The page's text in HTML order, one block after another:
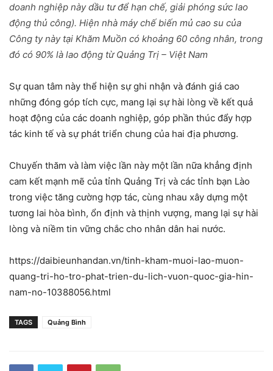
doanh nghiệp này dầu tư để hạn chế, giải phóng sức lao
động thủ công). Hiện nhà máy chế biến mủ cao su của
Công ty này tại Khăm Muồn có khoảng 60 công nhân, trong
đó có 90% là lao động từ Quảng Trị – Việt Nam
Sự quan tâm này thể hiện sự ghi nhận và đánh giá cao
những đóng góp tích cực, mang lại sự hài lòng về kết quả
hoạt động của các doanh nghiệp, góp phần thúc đẩy hợp
tác kinh tế và sự phát triển chung của hai địa phương.
Chuyến thăm và làm việc lần này một lần nữa khẳng định
cam kết mạnh mẽ của tỉnh Quảng Trị và các tỉnh bạn Lào
trong việc tăng cường hợp tác, cùng nhau xây dựng một
tương lai hòa bình, ổn định và thịnh vượng, mang lại sự hài
lòng và niềm tin vững chắc cho nhân dân hai nước.
https://daibieunhandan.vn/tinh-kham-muoi-lao-muon-
quang-tri-ho-tro-phat-trien-du-lich-vuon-quoc-gia-hin-
nam-no-10388056.html
TAGS Quảng Bình